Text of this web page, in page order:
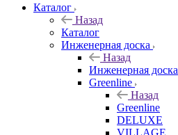
Каталог
Назад
Каталог
Инженерная доска
Назад
Инженерная доска
Greenline
Назад
Greenline
DELUXE
VILLAGE